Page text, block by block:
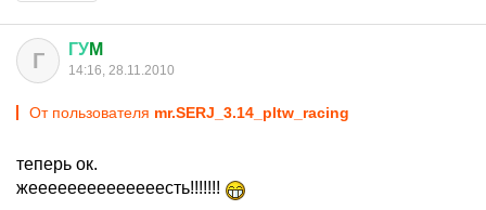
Г ГУM
14:16, 28.11.2010
От пользователя mr.SERJ_3.14_pltw_racing
теперь ок.
жеееееееееееееесть!!!!!!!